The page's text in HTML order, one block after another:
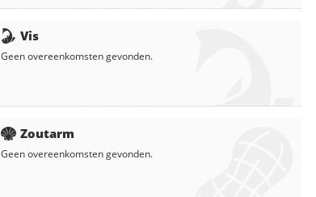
Vis
Geen overeenkomsten gevonden.
Zoutarm
Geen overeenkomsten gevonden.